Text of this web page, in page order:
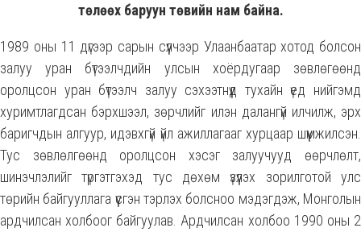
төлөөх баруун төвийн нам байна.
1989 оны 11 дүгээр сарын сүүлчээр Улаанбаатар хотод болсон
залуу уран бүтээлчдийн улсын хоёрдугаар зөвлөгөөнд
оролцсон уран бүтээлч залуу сэхээтнүүд тухайн үед нийгэмд
хуримтлагдсан бэрхшээл, зөрчлийг илэн далангүй илчилж, эрх
баригчдын алгуур, идэвхгүй үйл ажиллагааг хурцаар шүүмжилсэн.
Тус зөвлөлгөөнд оролцсон хэсэг залуучууд өөрчлөлт,
шинэчлэлийг түргэтгэхэд тус дөхөм үзүүлэх зорилготой улс
төрийн байгууллага үүсгэн тэрлэх болсноо мэдэгдэж, Монголын
ардчилсан холбоог байгуулав. Ардчилсан холбоо 1990 оны 2